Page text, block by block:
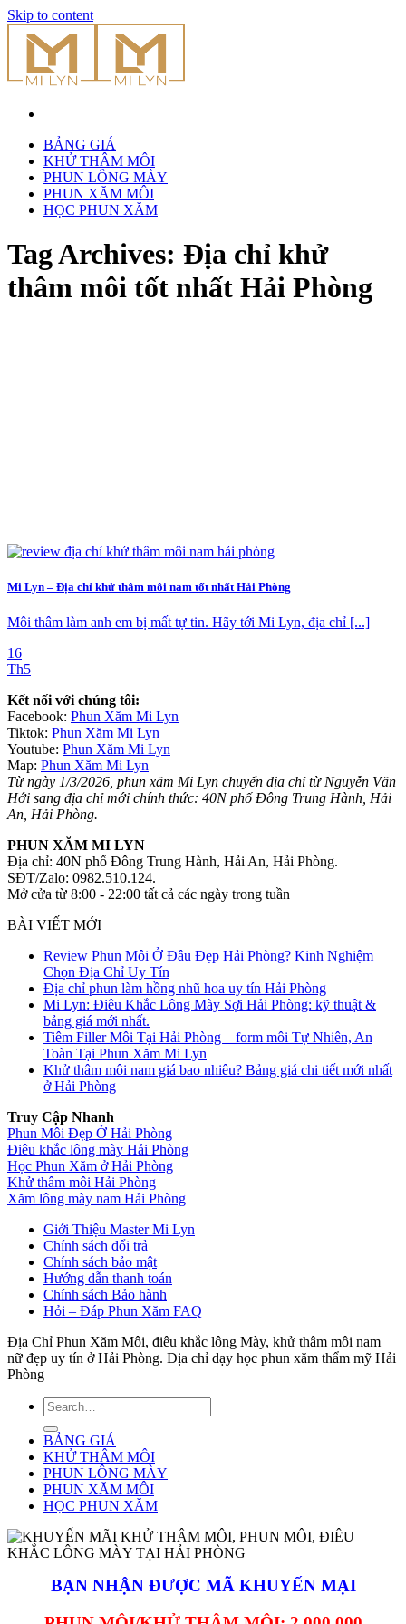
Skip to content
BẢNG GIÁ
KHỬ THÂM MÔI
PHUN LÔNG MÀY
PHUN XĂM MÔI
HỌC PHUN XĂM
Tag Archives: Địa chỉ khử
thâm môi tốt nhất Hải Phòng
Mi Lyn – Địa chỉ khử thâm môi nam tốt nhất Hải Phòng
Môi thâm làm anh em bị mất tự tin. Hãy tới Mi Lyn, địa chỉ [...]
16
Th5
Kết nối với chúng tôi:
Facebook: Phun Xăm Mi Lyn
Tiktok: Phun Xăm Mi Lyn
Youtube: Phun Xăm Mi Lyn
Map: Phun Xăm Mi Lyn
Từ ngày 1/3/2026, phun xăm Mi Lyn chuyển địa chỉ từ Nguyễn Văn
Hới sang địa chỉ mới chính thức: 40N phố Đông Trung Hành, Hải
An, Hải Phòng.
PHUN XĂM MI LYN
Địa chỉ: 40N phố Đông Trung Hành, Hải An, Hải Phòng.
SĐT/Zalo: 0982.510.124.
Mở cửa từ 8:00 - 22:00 tất cả các ngày trong tuần
BÀI VIẾT MỚI
Review Phun Môi Ở Đâu Đẹp Hải Phòng? Kinh Nghiệm
Chọn Địa Chỉ Uy Tín
Địa chỉ phun làm hồng nhũ hoa uy tín Hải Phòng
Mi Lyn: Điêu Khắc Lông Mày Sợi Hải Phòng: kỹ thuật &
bảng giá mới nhất.
Tiêm Filler Môi Tại Hải Phòng – form môi Tự Nhiên, An
Toàn Tại Phun Xăm Mi Lyn
Khử thâm môi nam giá bao nhiêu? Bảng giá chi tiết mới nhất
ở Hải Phòng
Truy Cập Nhanh
Phun Môi Đẹp Ở Hải Phòng
Điêu khắc lông mày Hải Phòng
Học Phun Xăm ở Hải Phòng
Khử thâm môi Hải Phòng
Xăm lông mày nam Hải Phòng
Giới Thiệu Master Mi Lyn
Chính sách đổi trả
Chính sách bảo mật
Hướng dẫn thanh toán
Chính sách Bảo hành
Hỏi – Đáp Phun Xăm FAQ
Địa Chỉ Phun Xăm Môi, điêu khắc lông Mày, khử thâm môi nam
nữ đẹp uy tín ở Hải Phòng. Địa chỉ dạy học phun xăm thẩm mỹ Hải
Phòng
BẢNG GIÁ
KHỬ THÂM MÔI
PHUN LÔNG MÀY
PHUN XĂM MÔI
HỌC PHUN XĂM
BẠN NHẬN ĐƯỢC MÃ KHUYẾN MẠI